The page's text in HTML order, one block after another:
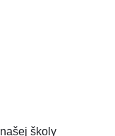
školy